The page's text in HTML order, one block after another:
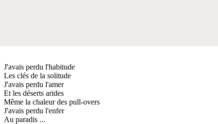
J'avais perdu l'habitude
Les clés de la solitude
J'avais perdu l'amer
Et les déserts arides
Même la chaleur des pull-overs
J'avais perdu l'enfer
Au paradis ...